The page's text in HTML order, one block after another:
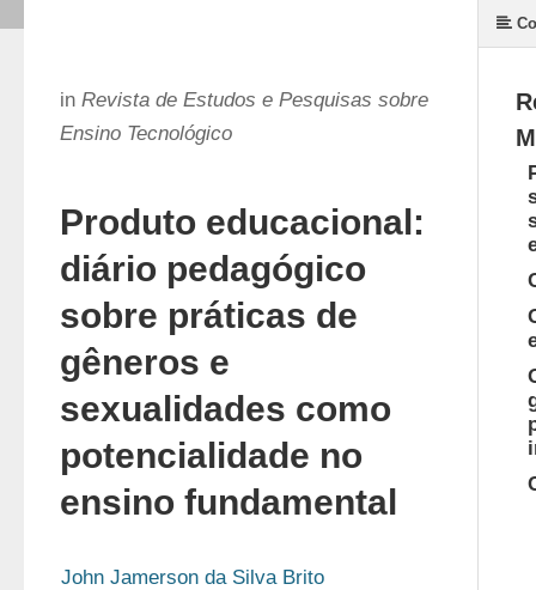
in Revista de Estudos e Pesquisas sobre
Ensino Tecnológico
Produto educacional:
diário pedagógico
sobre práticas de
gêneros e
sexualidades como
potencialidade no
ensino fundamental
John Jamerson da Silva Brito